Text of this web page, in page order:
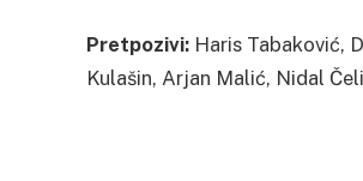
Pretpozivi: Haris Tabaković,
Kulašin, Arjan Malić, Nidal